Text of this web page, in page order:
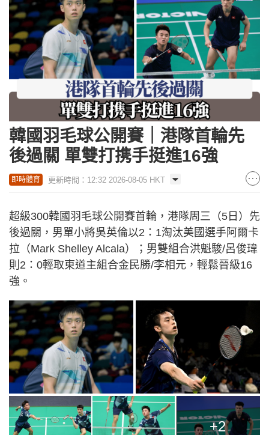
韓國羽毛球公開賽｜港隊首輪先
後過關 單雙打携手挺進16強
即時體育 更新時間：12:32 2026-08-05 HKT
超級300韓國羽毛球公開賽首輪，港隊周三（5日）先
後過關，男單小將吳英倫以2：1淘汰美國選手阿爾卡
拉（Mark Shelley Alcala）；男雙組合洪魁駿/呂俊瑋
則2：0輕取東道主組合金民勝/李相元，輕鬆晉級16
強。
+2